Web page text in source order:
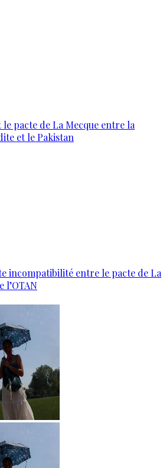
pacte de La Mecque entre la
et le Pakistan
incompatibilité entre le pacte de La
l’OTAN